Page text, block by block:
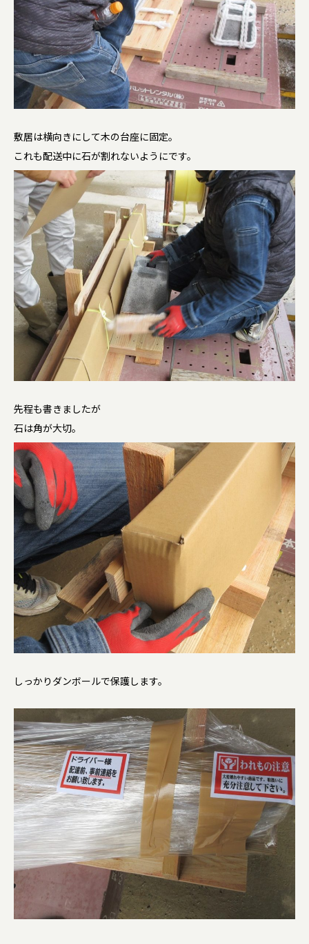
敷居は横向きにして木の台座に固定。
これも配送中に石が割れないようにです。
先程も書きましたが
石は角が大切。
しっかりダンボールで保護します。